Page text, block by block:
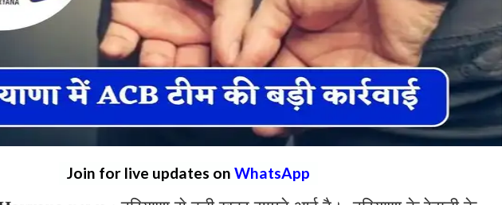
Join for live updates on WhatsApp